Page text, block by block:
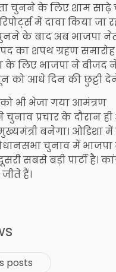
चुनने के लिए शाम
में दावा किया
के बाद अब भाजपा
का शपथ ग्रहण समारोह
के लिए भाजपा ने
को आधे दिन की छुट्टी
भी भेजा गया आमंत्रण
चुनाव प्रचार के दौरान
मुख्यमंत्री बनेगा।
चुनाव में भाजपा
सबसे बड़ी पार्टी है।
हैं।
posts